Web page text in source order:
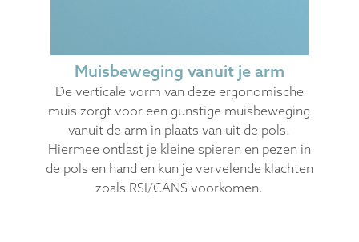
Muisbeweging vanuit je arm
De verticale vorm van deze ergonomische
muis zorgt voor een gunstige muisbeweging
vanuit de arm in plaats van uit de pols.
Hiermee ontlast je kleine spieren en pezen in
de pols en hand en kun je vervelende klachten
zoals RSI/CANS voorkomen.